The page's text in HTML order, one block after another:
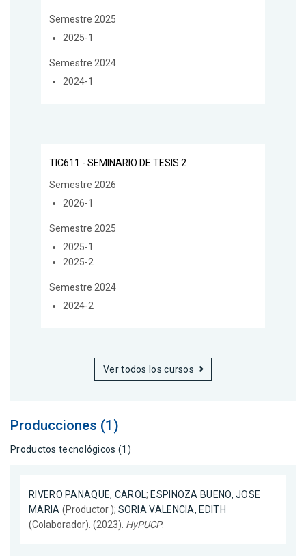
Semestre 2025
2025-1
Semestre 2024
2024-1
TIC611 - SEMINARIO DE TESIS 2
Semestre 2026
2026-1
Semestre 2025
2025-1
2025-2
Semestre 2024
2024-2
Ver todos los cursos
Producciones (1)
Productos tecnológicos (1)
RIVERO PANAQUE, CAROL; ESPINOZA BUENO, JOSE
MARIA (Productor ); SORIA VALENCIA, EDITH
(Colaborador). (2023). HyPUCP.